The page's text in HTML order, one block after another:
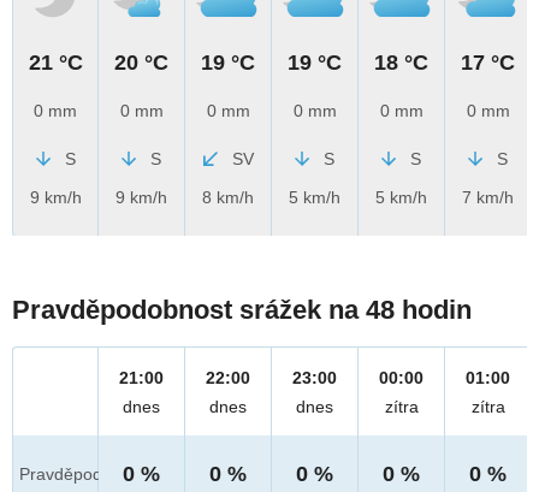
21 °C
0 mm
S
9 km/h
20 °C
0 mm
S
9 km/h
19 °C
0 mm
SV
8 km/h
19 °C
0 mm
S
5 km/h
18 °C
0 mm
S
5 km/h
17 °C
0 mm
S
7 km/h
Pravděpodobnost srážek na 48 hodin
Pravděpod.
21:00
dnes
0 %
22:00
dnes
0 %
23:00
dnes
0 %
00:00
zítra
0 %
01:00
zítra
0 %